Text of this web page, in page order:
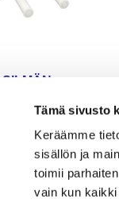
Tämä sivusto
Keräämme
sisällön ja
toimii
vain kun
SILMÄN